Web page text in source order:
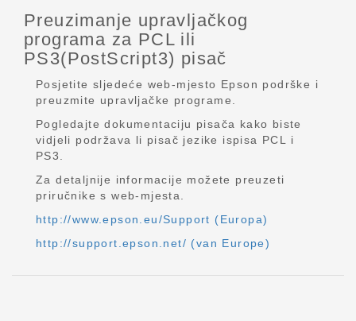
Preuzimanje upravljačkog
programa za PCL ili
PS3(PostScript3) pisač
Posjetite sljedeće web-mjesto Epson podrške i
preuzmite upravljačke programe.
Pogledajte dokumentaciju pisača kako biste
vidjeli podržava li pisač jezike ispisa PCL i
PS3.
Za detaljnije informacije možete preuzeti
priručnike s web-mjesta.
http://www.epson.eu/Support (Europa)
http://support.epson.net/ (van Europe)